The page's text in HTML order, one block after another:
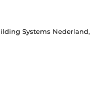
Systems Nederland,